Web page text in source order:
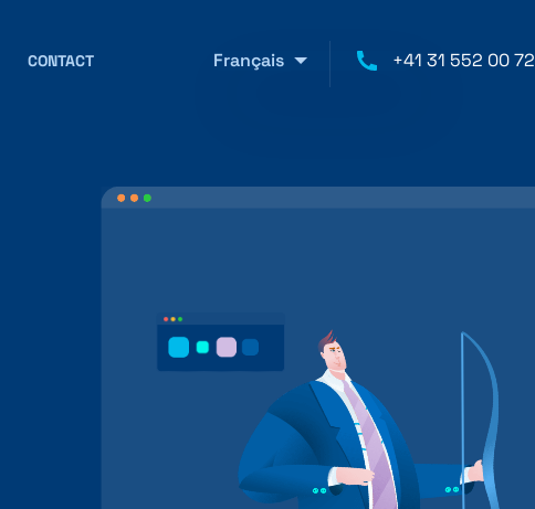
CONTACT Français +41 31 552 00 72